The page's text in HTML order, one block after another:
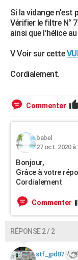
Si la vidange n'est
Vérifier le filtre N°
ainsi que l'hélice
V Voir sur cette
Cordialement.
Commenter
babel
27 oct. 2020 à
Bonjour,
Grâce à votre
Cordialement
Commenter
RÉPONSE 2 / 2
stf_jpd87